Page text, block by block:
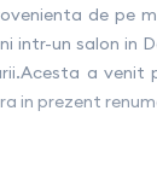
de pe
intr-un salon
a
in prezent